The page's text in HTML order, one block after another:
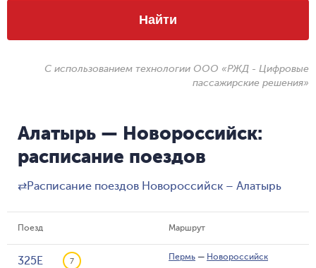
Найти
С использованием технологии ООО «РЖД - Цифровые
пассажирские решения»
Алатырь — Новороссийск:
расписание поездов
⇄Расписание поездов Новороссийск – Алатырь
Поезд Маршрут
325Е 7 Пермь — Новороссийск